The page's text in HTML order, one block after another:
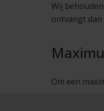
Wij
ontvangt
Om een